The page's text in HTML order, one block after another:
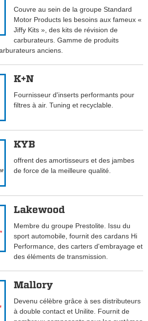
Couvre au sein de la groupe Standard
Motor Products les besoins aux fameux «
Jiffy Kits », des kits de révision de
carburateurs. Gamme de produits
anciens.
K+N
Fournisseur d'inserts performants pour
filtres à air. Tuning et recyclable.
KYB
offrent des amortisseurs et des jambes
de force de la meilleure qualité.
Lakewood
Membre du groupe Prestolite. Issu du
sport automobile, fournit des cardans Hi
Performance, des carters d'embrayage et
des éléments de transmission.
Mallory
Devenu célèbre grâce à ses distributeurs
à double contact et Unilite. Fournit de